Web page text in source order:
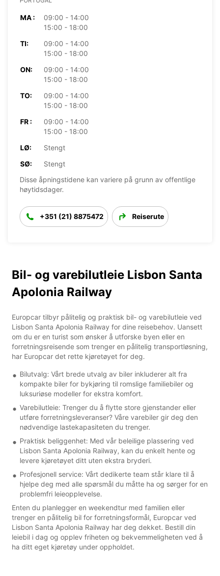
MA :
09:00 - 14:00
15:00 - 18:00
TI:
09:00 - 14:00
15:00 - 18:00
ON:
09:00 - 14:00
15:00 - 18:00
TO:
09:00 - 14:00
15:00 - 18:00
FR :
09:00 - 14:00
15:00 - 18:00
LØ:
Stengt
SØ:
Stengt
Disse åpningstidene kan variere på grunn av offentlige
høytidsdager.
+351 (21) 8875472 Reiserute
Bil- og varebilutleie Lisbon Santa
Apolonia Railway
Europcar tilbyr pålitelig og praktisk bil- og varebilutleie ved
Lisbon Santa Apolonia Railway for dine reisebehov. Uansett
om du er en turist som ønsker å utforske byen eller en
forretningsreisende som trenger en pålitelig transportløsning,
har Europcar det rette kjøretøyet for deg.
Bilutvalg: Vårt brede utvalg av biler inkluderer alt fra
kompakte biler for bykjøring til romslige familiebiler og
luksuriøse modeller for ekstra komfort.
Varebilutleie: Trenger du å flytte store gjenstander eller
utføre forretningsleveranser? Våre varebiler gir deg den
nødvendige lastekapasiteten du trenger.
Praktisk beliggenhet: Med vår beleilige plassering ved
Lisbon Santa Apolonia Railway, kan du enkelt hente og
levere kjøretøyet ditt uten ekstra bryderi.
Profesjonell service: Vårt dedikerte team står klare til å
hjelpe deg med alle spørsmål du måtte ha og sørger for en
problemfri leieopplevelse.
Enten du planlegger en weekendtur med familien eller
trenger en pålitelig bil for forretningsformål, Europcar ved
Lisbon Santa Apolonia Railway har deg dekket. Bestill din
leiebil i dag og opplev friheten og bekvemmeligheten ved å
ha ditt eget kjøretøy under oppholdet.